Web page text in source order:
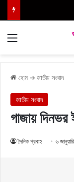
হোম → জাতীয় সংবাদ
জাতীয় সংবাদ
গাজায় দিনভর
দৈনিক প্রবাহ ৬